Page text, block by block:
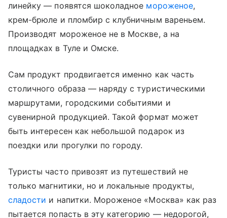
линейку — появятся шоколадное мороженое,
крем-брюле и пломбир с клубничным вареньем.
Производят мороженое не в Москве, а на
площадках в Туле и Омске.
Сам продукт продвигается именно как часть
столичного образа — наряду с туристическими
маршрутами, городскими событиями и
сувенирной продукцией. Такой формат может
быть интересен как небольшой подарок из
поездки или прогулки по городу.
Туристы часто привозят из путешествий не
только магнитики, но и локальные продукты,
сладости и напитки. Мороженое «Москва» как раз
пытается попасть в эту категорию — недорогой,